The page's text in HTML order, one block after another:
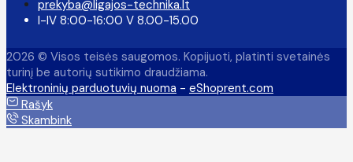
prekyba@ligajos-technika.lt
I-IV 8:00-16:00 V 8.00-15.00
2026 © Visos teisės saugomos. Kopijuoti, platinti svetainės
turinį be autorių sutikimo draudžiama.
Elektroninių parduotuvių nuoma - eShoprent.com
Rašyk
Skambink